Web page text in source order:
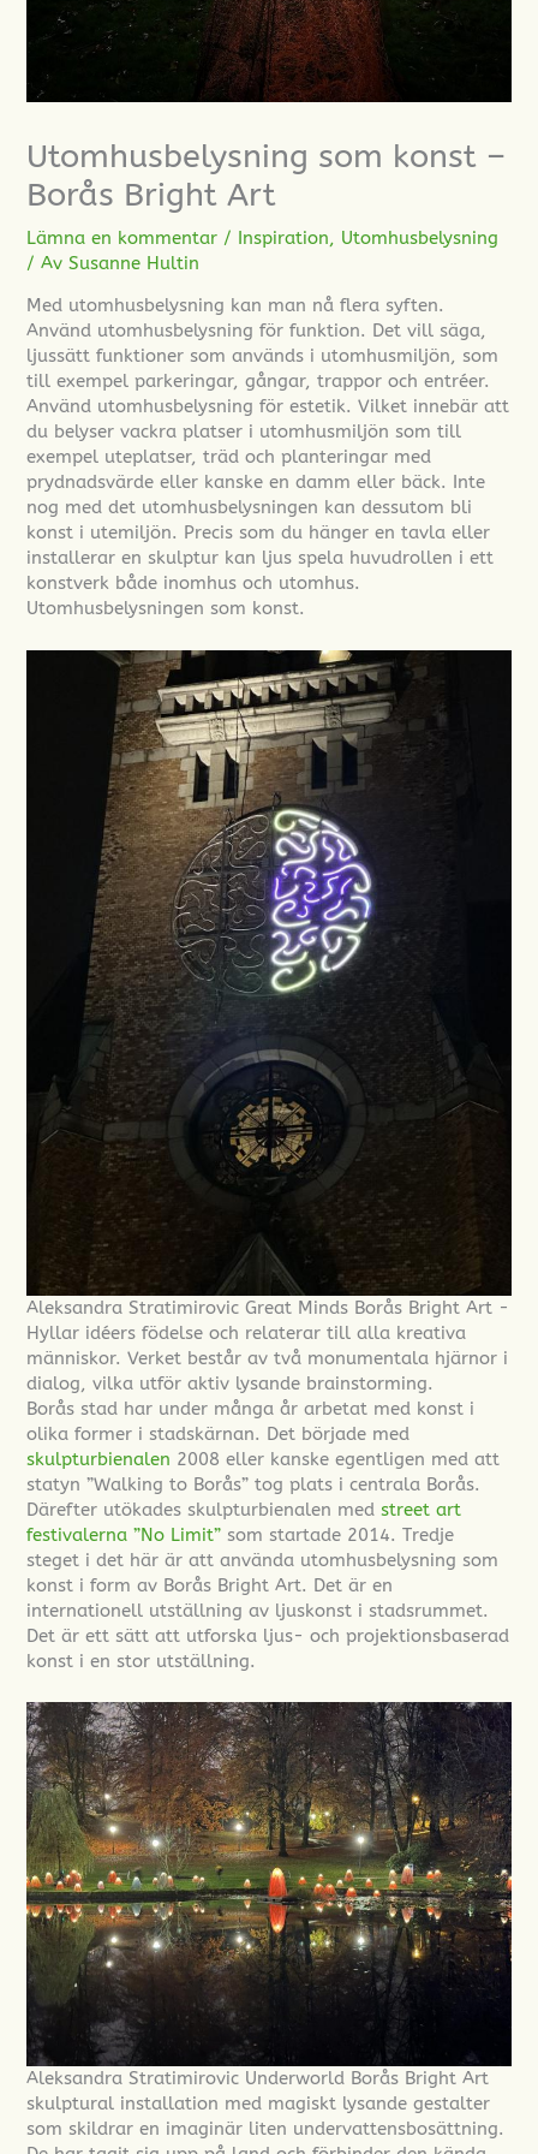
Utomhusbelysning som konst –
Borås Bright Art
Lämna en kommentar / Inspiration, Utomhusbelysning
/ AvSusanne Hultin
Med utomhusbelysning kan man nå flera syften.
Använd utomhusbelysning för funktion. Det vill säga,
ljussätt funktioner som används i utomhusmiljön, som
till exempel parkeringar, gångar, trappor och entréer.
Använd utomhusbelysning för estetik. Vilket innebär att
du belyser vackra platser i utomhusmiljön som till
exempel uteplatser, träd och planteringar med
prydnadsvärde eller kanske en damm eller bäck. Inte
nog med det utomhusbelysningen kan dessutom bli
konst i utemiljön. Precis som du hänger en tavla eller
installerar en skulptur kan ljus spela huvudrollen i ett
konstverk både inomhus och utomhus.
Utomhusbelysningen som konst.
Aleksandra Stratimirovic Great Minds Borås Bright Art -
Hyllar idéers födelse och relaterar till alla kreativa
människor. Verket består av två monumentala hjärnor i
dialog, vilka utför aktiv lysande brainstorming.
Borås stad har under många år arbetat med konst i
olika former i stadskärnan. Det började med
skulpturbienalen 2008 eller kanske egentligen med att
statyn ”Walking to Borås” tog plats i centrala Borås.
Därefter utökades skulpturbienalen medstreet art
festivalerna ”No Limit” som startade 2014. Tredje
steget i det här är att använda utomhusbelysning som
konst i form av Borås Bright Art. Det är en
internationell utställning av ljuskonst i stadsrummet.
Det är ett sätt att utforska ljus- och projektionsbaserad
konst i en stor utställning.
Aleksandra Stratimirovic Underworld Borås Bright Art
skulptural installation med magiskt lysande gestalter
som skildrar en imaginär liten undervattensbosättning.